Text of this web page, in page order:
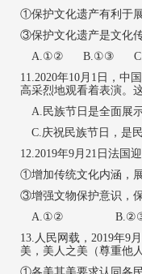
①保护文化遗产有利于
③保护文化遗产是文化
A.①② B.①③
11.2020年10月1日，
高采烈地观看着表演。
A.民族节日是全面展
C.庆祝民族节日，是
12.2019年9月21日法国
①增加传统文化内涵，
③增强文物保护意识，
A.①②
13. 人民网载， 2019年9
美，美人之美（尊重他